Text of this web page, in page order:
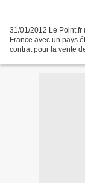
31/01/2012 Le Point.fr
France avec un pays
contrat pour la vente